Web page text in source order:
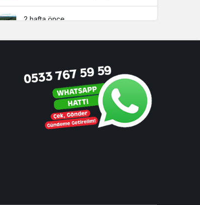
açıklamalar!
2 hafta önce
1 ay önce
Beykoz’da hizmete kilit vurmak
isteyenlere geçit yok!